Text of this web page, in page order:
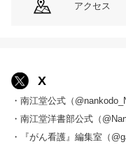
アクセス
X
・南江堂公式（
・南江堂洋書部公式（
・『がん看護』編集室（